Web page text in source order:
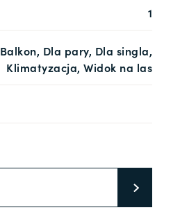
1
Balkon, Dla pary, Dla singla,
Klimatyzacja, Widok na las